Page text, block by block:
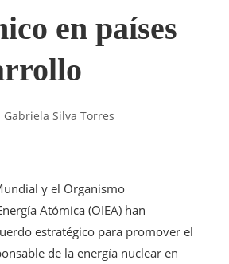
en países
Gabriela Silva Torres
y el Organismo
Atómica (OIEA) han
estratégico para promover el
de la energía nuclear en